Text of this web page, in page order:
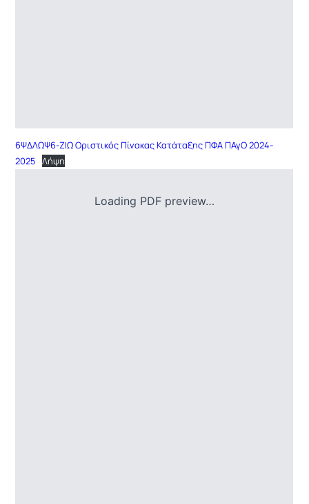
6ΨΔΛΩΨ6-ΖΙΩ Οριστικός Πίνακας Κατάταξης ΠΦΑ ΠΑγΟ 2024-
2025 Λήψη